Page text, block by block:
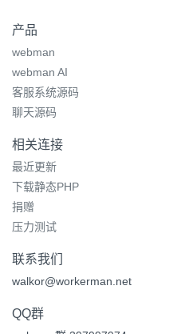
产品
webman
webman AI
客服系统源码
聊天源码
相关连接
最近更新
下载静态PHP
捐赠
压力测试
联系我们
walkor@workerman.net
QQ群